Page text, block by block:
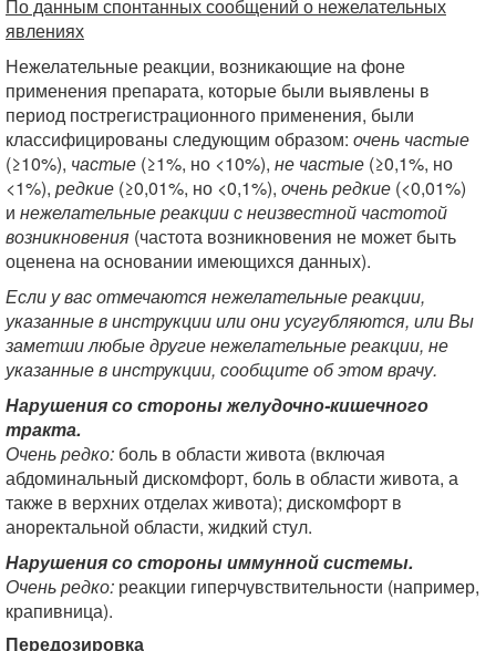
По данным спонтанных сообщений о нежелательных
явлениях
Нежелательные реакции, возникающие на фоне
применения препарата, которые были выявлены в
период пострегистрационного применения, были
классифицированы следующим образом: очень частые
(≥10%), частые (≥1%, но <10%), не частые (≥0,1%, но
<1%), редкие (≥0,01%, но <0,1%), очень редкие (<0,01%)
и нежелательные реакции с неизвестной частотой
возникновения (частота возникновения не может быть
оценена на основании имеющихся данных).
Если у вас отмечаются нежелательные реакции,
указанные в инструкции или они усугубляются, или Вы
заметши любые другие нежелательные реакции, не
указанные в инструкции, сообщите об этом врачу.
Нарушения со стороны желудочно-кишечного
тракта.
Очень редко: боль в области живота (включая
абдоминальный дискомфорт, боль в области живота, а
также в верхних отделах живота); дискомфорт в
аноректальной области, жидкий стул.
Нарушения со стороны иммунной системы.
Очень редко: реакции гиперчувствительности (например,
крапивница).
Передозировка